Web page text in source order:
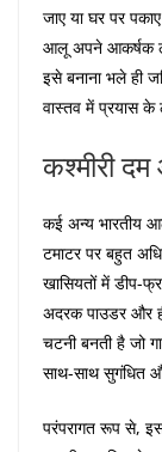
जाए या घर पर
आलू अपने आकर्षक
इसे बनाना भले ही
वास्तव में प्रयास
कश्मीरी
कई अन्य भारतीय
टमाटर पर बहुत
खासियतों में डीप-
अदरक पाउडर और
चटनी बनती है जो
साथ-साथ सुगंधित
परंपरागत रूप से,